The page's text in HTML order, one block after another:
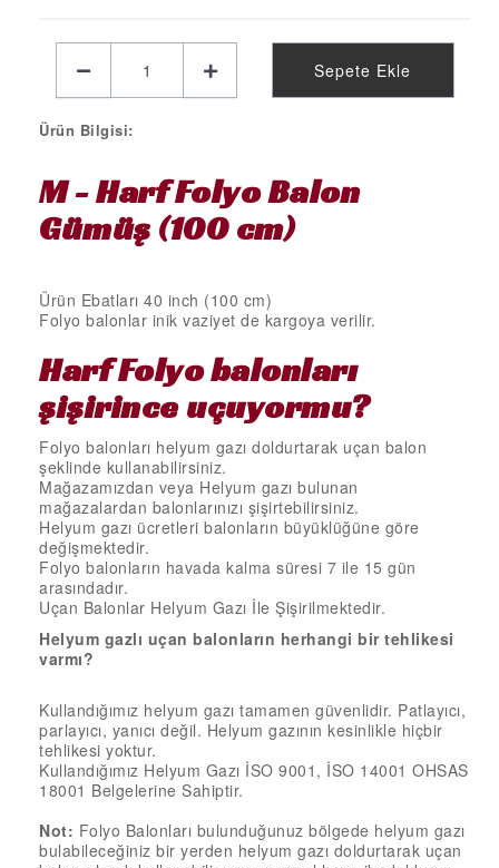
LİMON PARTİ MALZEMELERİ
KARPUZ PARTİ MALZEMELERİ
KİRAZ PARTİ MALZEMELERİ
BASKETBOL PARTİ MALZEMELERİ
AHŞAP PARTİ MALZEMELERİ
EVA PARTİ SÜSLERİ
PARTİ TAÇ ÇEŞİTLERİ
EVA KÜRDAN
MİNİ PARTİ ŞAPKA
KARAKTERLİ FOLYO BALON
18” FOLYO BALON
34” FOLYO BALON
40” FOLYO BALON
MUM
RAKAM MUM
PLEKSİ ÜRÜNLER
Sepete Ekle
Ürün Bilgisi:
M - Harf Folyo Balon
Gümüş (100 cm)
Ürün Ebatları 40 inch (100 cm)
Folyo balonlar inik vaziyet de kargoya verilir.
Harf Folyobalonları
şişirince uçuyormu?
Folyo balonları helyum gazı doldurtarak uçan balon
şeklinde kullanabilirsiniz.
Mağazamızdan veya Helyum gazı bulunan
mağazalardan balonlarınızı şişirtebilirsiniz.
Helyum gazı ücretleri balonların büyüklüğüne göre
değişmektedir.
Folyo balonların havada kalma süresi 7 ile 15 gün
arasındadır.
Uçan Balonlar Helyum Gazı İle Şişirilmektedir.
Helyum gazlı uçan balonların herhangi bir tehlikesi
varmı?
Kullandığımız helyum gazı tamamen güvenlidir. Patlayıcı,
parlayıcı, yanıcı değil. Helyum gazının kesinlikle hiçbir
tehlikesi yoktur.
Kullandığımız Helyum Gazı İSO 9001, İSO 14001 OHSAS
18001 Belgelerine Sahiptir.
Not: Folyo Balonları bulunduğunuz bölgede helyum gazı
bulabileceğiniz bir yerden helyum gazı doldurtarak uçan